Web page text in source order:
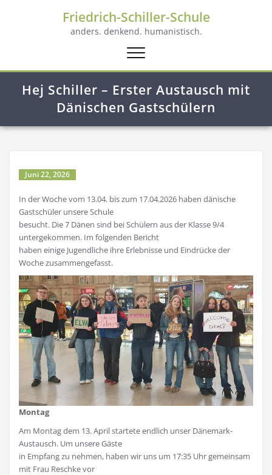
Friedrich-Schiller-Schule
anders. denkend. humanistisch.
Schalte
Hej Schiller – Erster Austausch mit
Dänischen Gastschülern
Juni 22, 2026
In der Woche vom 13.04. bis zum 17.04.2026 haben dänische
Gastschüler unsere Schule
besucht. Die 7 Dänen sind bei Schülern aus der Klasse 9/4
untergekommen. Im folgenden Bericht
haben einige Jugendliche ihre Erlebnisse und Eindrücke der
Woche zusammengefasst.
Montag
Am Montag dem 13. April startete endlich unser Dänemark-
Austausch. Um unsere Gäste
in Empfang zu nehmen, haben wir uns um 17:35 Uhr gemeinsam
mit Frau Reschke vor